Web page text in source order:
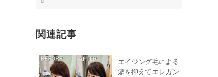
関連記事
エイジング毛による
癖を抑えてエレガン